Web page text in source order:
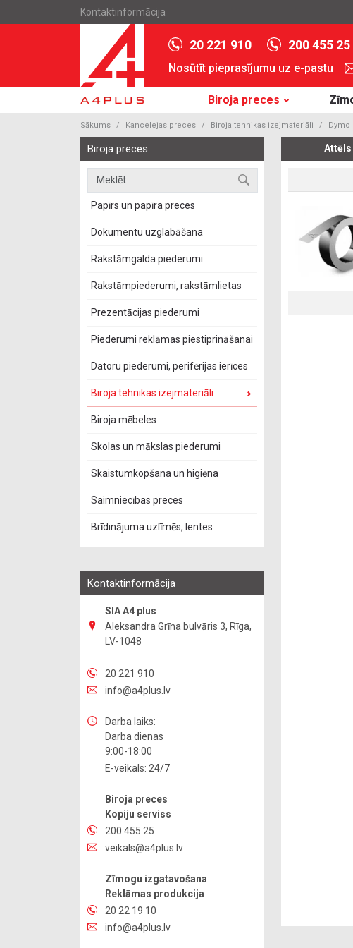
Kontaktinformācija
20 221 910 200 455 25
Nosūtīt pieprasījumu uz e-pastu
Biroja preces
Sākums Kancelejas preces Biroja tehnikas izejmateriāli Dymo
Biroja preces
Papīrs un papīra preces
Dokumentu uzglabāšana
Rakstāmgalda piederumi
Rakstāmpiederumi, rakstāmlietas
Prezentācijas piederumi
Piederumi reklāmas piestiprināšanai
Datoru piederumi, perifērijas ierīces
Biroja tehnikas izejmateriāli
Biroja mēbeles
Skolas un mākslas piederumi
Skaistumkopšana un higiēna
Saimniecības preces
Brīdinājuma uzlīmēs, lentes
Kontaktinformācija
SIA A4 plus
Aleksandra Grīna bulvāris 3, Rīga,
LV-1048
20 221 910
info@a4plus.lv
Darba laiks:
Darba dienas
9:00-18:00
E-veikals: 24/7
Biroja preces
Kopiju serviss
200 455 25
veikals@a4plus.lv
Zīmogu izgatavošana
Reklāmas produkcija
20 22 19 10
info@a4plus.lv
Attēls